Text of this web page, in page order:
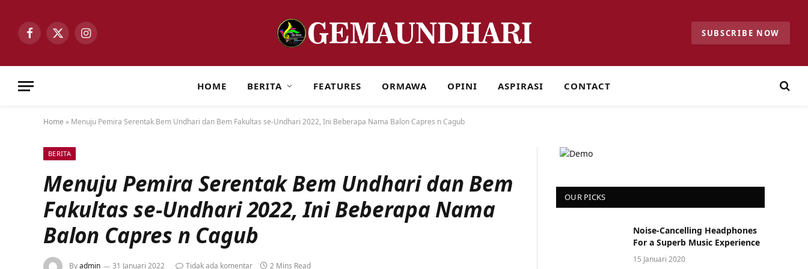
Facebook
X
Instagram SUBSCRIBE NOW
HOME BERITA FEATURES ORMAWA OPINI ASPIRASI CONTACT
Home » Menuju Pemira Serentak Bem Undhari dan Bem Fakultas se-Undhari 2022, Ini Beberapa Nama Balon Capres n Cagub
BERITA
Menuju Pemira Serentak Bem Undhari dan Bem
Fakultas se-Undhari 2022, Ini Beberapa Nama
Balon Capres n Cagub
Byadmin 31 Januari 2022 Tidak ada komentar 2 Mins Read
OUR PICKS
Noise-Cancelling Headphones
For a Superb Music Experience
15 Januari 2020